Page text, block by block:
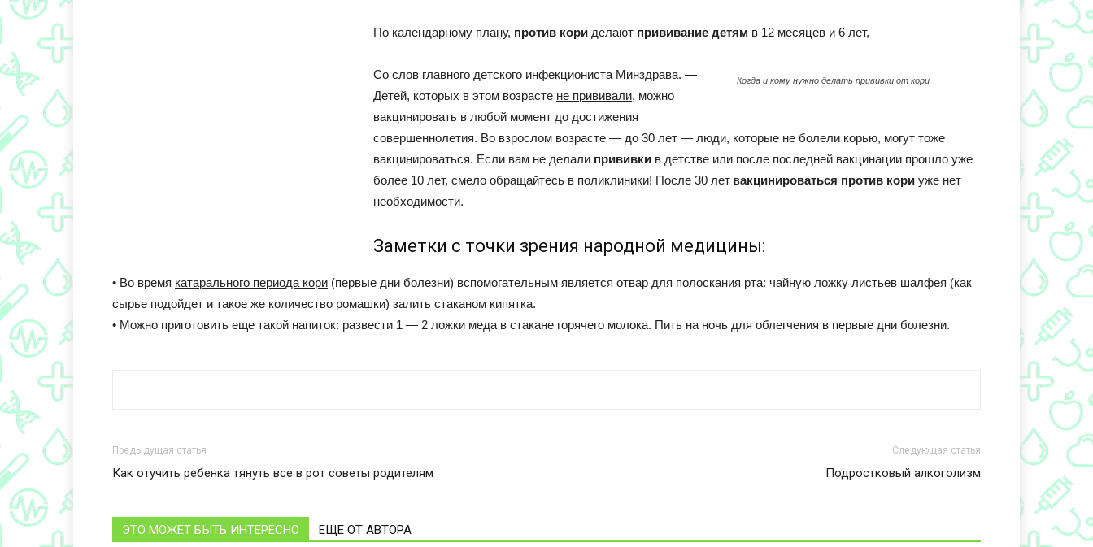
По календарному плану, против кори делают прививание детям в 12 месяцев и 6 лет,
Когда и кому нужно делать прививки от кори
Со слов главного детского инфекциониста Минздрава. —
Детей, которых в этом возрасте не прививали, можно
вакцинировать в любой момент до достижения
совершеннолетия. Во взрослом возрасте — до 30 лет — люди, которые не болели корью, могут тоже
вакцинироваться. Если вам не делали прививки в детстве или после последней вакцинации прошло уже
более 10 лет, смело обращайтесь в поликлиники! После 30 лет вакцинироваться против кори уже нет
необходимости.
Заметки с точки зрения народной медицины:
• Во время катарального периода кори (первые дни болезни) вспомогательным является отвар для полоскания рта: чайную ложку листьев шалфея (как
сырье подойдет и такое же количество ромашки) залить стаканом кипятка.
• Можно приготовить еще такой напиток: развести 1 — 2 ложки меда в стакане горячего молока. Пить на ночь для облегчения в первые дни болезни.
Предыдущая статья
Как отучить ребенка тянуть все в рот cоветы родителям
Следующая статья
Подростковый алкоголизм
ЭТО МОЖЕТ БЫТЬ ИНТЕРЕСНО ЕЩЕ ОТ АВТОРА